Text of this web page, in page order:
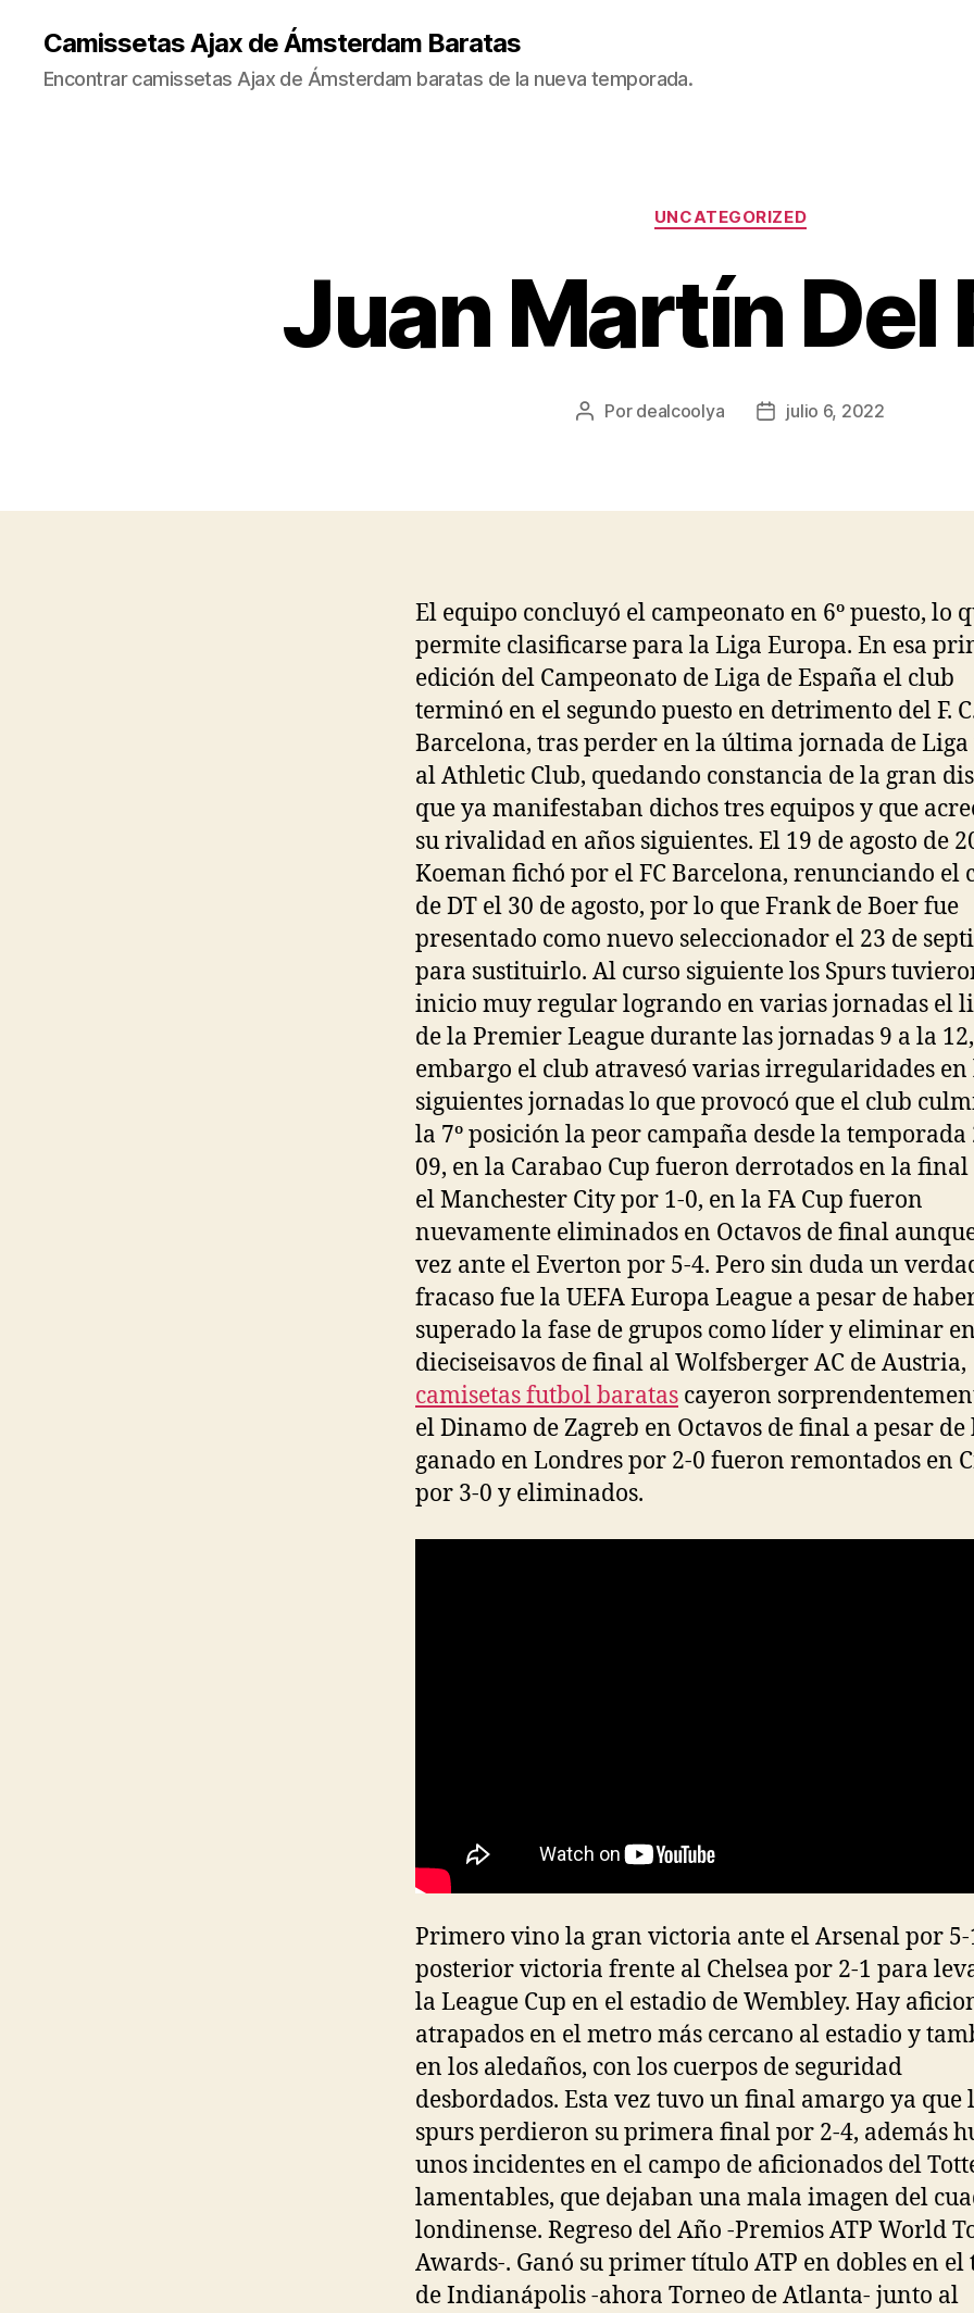
Camissetas Ajax de Ámsterdam Baratas
Encontrar camissetas Ajax de Ámsterdam baratas de la nueva temporada.
Categorías
UNCATEGORIZED
Juan Martín Del
Autor
Por dealcoolya
Fechajulio 6, 2022
El equipo concluyó el campeonato en 6º puesto, lo
permite clasificarse para la Liga Europa. En esa
edición del Campeonato de Liga de España el club
terminó en el segundo puesto en detrimento del F.
Barcelona, tras perder en la última jornada de
al Athletic Club, quedando constancia de la gran
que ya manifestaban dichos tres equipos y que
su rivalidad en años siguientes. El 19 de agosto de
Koeman fichó por el FC Barcelona, renunciando el
de DT el 30 de agosto, por lo que Frank de Boer fue
presentado como nuevo seleccionador el 23 de
para sustituirlo. Al curso siguiente los Spurs
inicio muy regular logrando en varias jornadas el
de la Premier League durante las jornadas 9 a la
embargo el club atravesó varias irregularidades en
siguientes jornadas lo que provocó que el club
la 7º posición la peor campaña desde la temporada
09, en la Carabao Cup fueron derrotados en la
el Manchester City por 1-0, en la FA Cup fueron
nuevamente eliminados en Octavos de final
vez ante el Everton por 5-4. Pero sin duda un
fracaso fue la UEFA Europa League a pesar de
superado la fase de grupos como líder y eliminar en
dieciseisavos de final al Wolfsberger AC de Austria,
camisetas futbol baratas cayeron
el Dinamo de Zagreb en Octavos de final a pesar de
ganado en Londres por 2-0 fueron remontados en
por 3-0 y eliminados.
Primero vino la gran victoria ante el Arsenal por 5-
posterior victoria frente al Chelsea por 2-1 para
la League Cup en el estadio de Wembley. Hay
atrapados en el metro más cercano al estadio y
en los aledaños, con los cuerpos de seguridad
desbordados. Esta vez tuvo un final amargo ya que
spurs perdieron su primera final por 2-4, además
unos incidentes en el campo de aficionados del
lamentables, que dejaban una mala imagen del
londinense. Regreso del Año -Premios ATP World
Awards-. Ganó su primer título ATP en dobles en el
de Indianápolis -ahora Torneo de Atlanta- junto al